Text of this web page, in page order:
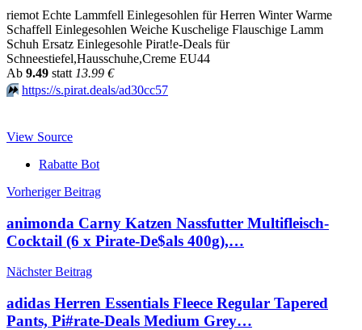
riemot Echte Lammfell Einlegesohlen für Herren Winter Warme
Schaffell Einlegesohlen Weiche Kuschelige Flauschige Lamm
Schuh Ersatz Einlegesohle Pirat!e-Deals für
Schneestiefel,Hausschuhe,Creme EU44
Аb 9.49 statt 13.99 €
⏩️ https://s.pirat.deals/ad30cc57
View Source
Rabatte Bot
Beitragsnavigation
Vorheriger Beitrag
animonda Carny Katzen Nassfutter Multifleisch-
Cocktail (6 x Pirate-De$als 400g),…
Nächster Beitrag
adidas Herren Essentials Fleece Regular Tapered
Pants, Pi#rate-Deals Medium Grey…